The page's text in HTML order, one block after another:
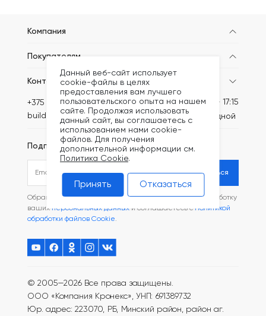
Компания
Покупателям
Контакты
+375 (44) 749-20-67
build@kronex-company.by
Пн-Пт: 8:30 - 17:15
Сб-вс: выходной
Подписаться на рассылку
Подписаться
Обращаясь в наш магазин, вы даете согласие на обработку
ваших персональных данных и соглашаетесь с Политикой
обработки файлов Cookie.
© 2005—2026 Все права защищены.
ООО «Компания Кронекс», УНП: 691389732
Юр. адрес: 223070, РБ, Минский район, район аг.
Данный веб-сайт использует
cookie-файлы в целях
предоставления вам лучшего
пользовательского опыта на нашем
сайте. Продолжая использовать
данный сайт, вы соглашаетесь с
использованием нами cookie-
файлов. Для получения
дополнительной информации см.
Политика Cookie.
Принять Отказаться